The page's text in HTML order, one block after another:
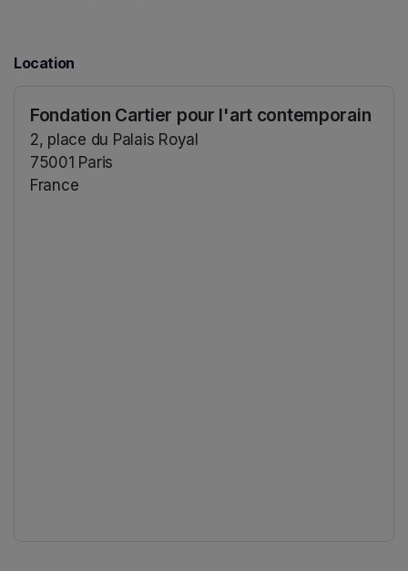
Location
Fondation Cartier pour l'art contemporain
2, place du Palais Royal
75001 Paris
France